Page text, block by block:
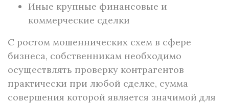
Иные крупные финансовые и
коммерческие сделки
С ростом мошеннических схем в сфере
бизнеса, собственникам необходимо
осуществлять проверку контрагентов
практически при любой сделке, сумма
совершения которой является значимой для